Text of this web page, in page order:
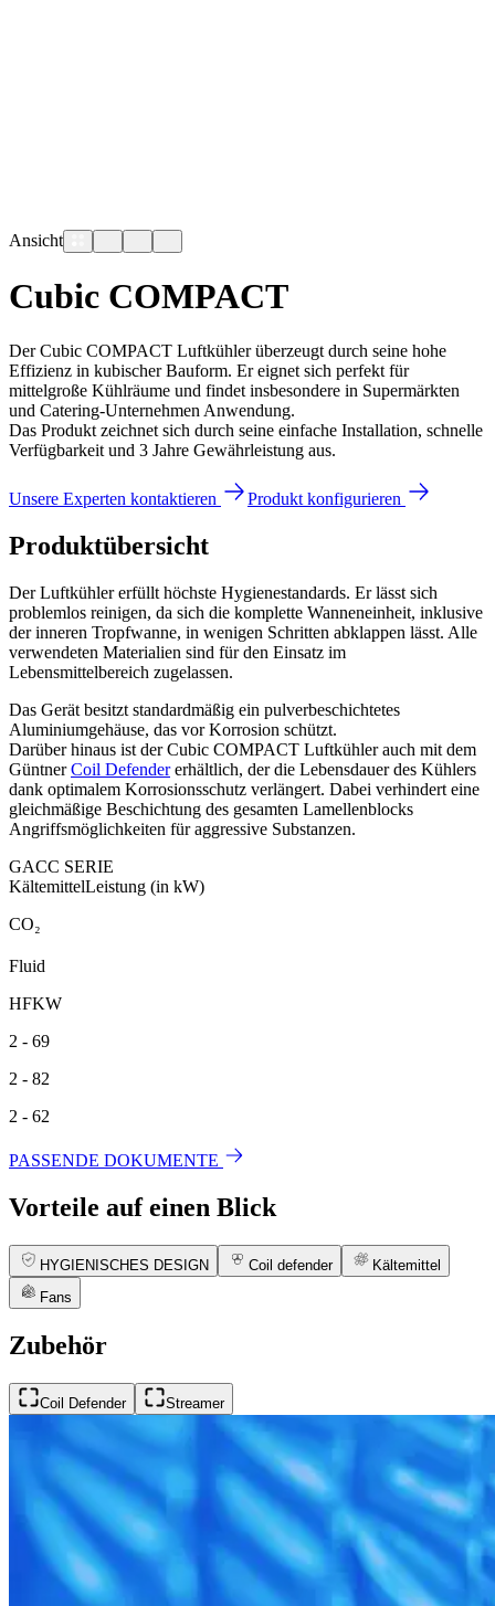
Ansicht
Cubic COMPACT
Der Cubic COMPACT Luftkühler überzeugt durch seine hohe
Effizienz in kubischer Bauform. Er eignet sich perfekt für
mittelgroße Kühlräume und findet insbesondere in Supermärkten
und Catering-Unternehmen Anwendung.
Das Produkt zeichnet sich durch seine einfache Installation, schnelle
Verfügbarkeit und 3 Jahre Gewährleistung aus.
Unsere Experten kontaktieren Produkt konfigurieren
Produktübersicht
Der Luftkühler erfüllt höchste Hygienestandards. Er lässt sich
problemlos reinigen, da sich die komplette Wanneneinheit, inklusive
der inneren Tropfwanne, in wenigen Schritten abklappen lässt. Alle
verwendeten Materialien sind für den Einsatz im
Lebensmittelbereich zugelassen.
Das Gerät besitzt standardmäßig ein pulverbeschichtetes
Aluminiumgehäuse, das vor Korrosion schützt.
Darüber hinaus ist der Cubic COMPACT Luftkühler auch mit dem
GüntnerCoil Defendererhältlich, der die Lebensdauer des Kühlers
dank optimalem Korrosionsschutz verlängert. Dabei verhindert eine
gleichmäßige Beschichtung des gesamten Lamellenblocks
Angriffsmöglichkeiten für aggressive Substanzen.
GACC SERIE
KältemittelLeistung (in kW)
CO₂
Fluid
HFKW
2 - 69
2 - 82
2 - 62
PASSENDE DOKUMENTE
Vorteile auf einen Blick
HYGIENISCHES DESIGN Coil defender
Kältemittel
Fans
Zubehör
Coil Defender Streamer